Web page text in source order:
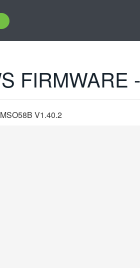
FIRMWARE
V1.40.2